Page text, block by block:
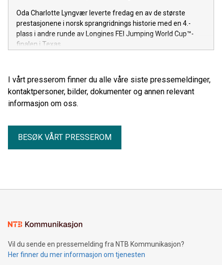
Oda Charlotte Lyngvær leverte fredag en av de største
prestasjonene i norsk sprangridnings historie med en 4.-
plass i andre runde av Longines FEI Jumping World Cup™-
finalen i Texas.
I vårt presserom finner du alle våre siste pressemeldinger,
kontaktpersoner, bilder, dokumenter og annen relevant
informasjon om oss.
BESØK VÅRT PRESSEROM
Vil du sende en pressemelding fra NTB Kommunikasjon?
Her finner du mer informasjon om tjenesten